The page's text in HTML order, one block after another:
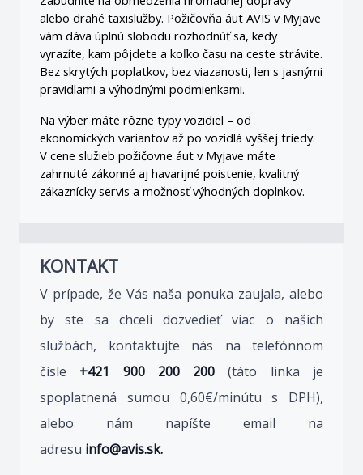
alebo drahé taxislužby. Požičovňa áut AVIS v Myjave
vám dáva úplnú slobodu rozhodnúť sa, kedy
vyrazíte, kam pôjdete a koľko času na ceste strávite.
Bez skrytých poplatkov, bez viazanosti, len s jasnými
pravidlami a výhodnými podmienkami.
Na výber máte rôzne typy vozidiel – od
ekonomických variantov až po vozidlá vyššej triedy.
V cene služieb požičovne áut v Myjave máte
zahrnuté zákonné aj havarijné poistenie, kvalitný
zákaznícky servis a možnosť výhodných doplnkov.
KONTAKT
V prípade, že Vás naša ponuka zaujala, alebo
by ste sa chceli dozvedieť viac o našich
službách, kontaktujte nás na telefónnom
čísle +421 900 200 200(táto linka je
spoplatnená sumou 0,60€/minútu s DPH),
alebo nám napíšte email na
adresu info@avis.sk.